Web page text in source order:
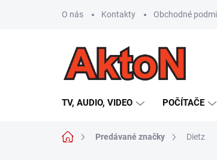
O nás Kontakty Obchodné
TV, AUDIO, VIDEO POČÍTAČE
DomovPredávané značky Dietz